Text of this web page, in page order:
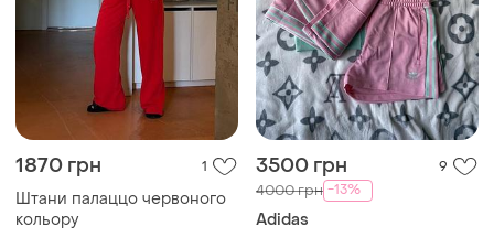
1870 грн 1
Штани палаццо червоного
кольору
3500 грн 9
4000 грн -13%
Adidas